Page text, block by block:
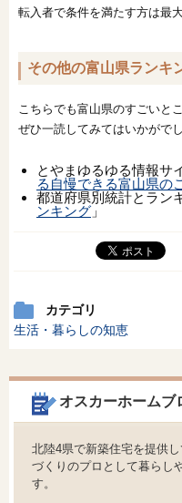
転入者で条件を満たす方は最
その他の富山県ランキ
こちらでも富山県のすごいと
ぜひ一読してみてはいかがでし
とやまゆるゆる情報サ
る自慢できる富山県の
都道府県別統計とラン
ンキング 」
カテゴリ
生活・暮らしの知恵
オスカーホームブ
北陸4県で新築住宅を提供
づくりのプロとして暮らし
す。